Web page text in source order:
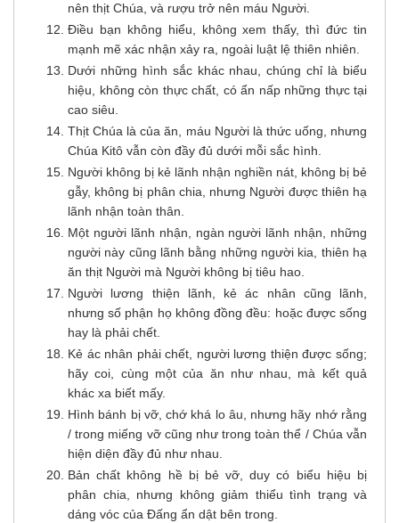
nên thịt Chúa, và rượu trở nên máu Người.
Ðiều bạn không hiểu, không xem thấy, thì đức tin
mạnh mẽ xác nhận xảy ra, ngoài luật lệ thiên nhiên.
Dưới những hình sắc khác nhau, chúng chỉ là biểu
hiệu, không còn thực chất, có ẩn nấp những thực tại
cao siêu.
Thịt Chúa là của ăn, máu Người là thức uống, nhưng
Chúa Kitô vẫn còn đầy đủ dưới mỗi sắc hình.
Người không bị kẻ lãnh nhận nghiền nát, không bị bẻ
gẫy, không bị phân chia, nhưng Người được thiên hạ
lãnh nhận toàn thân.
Một người lãnh nhận, ngàn người lãnh nhận, những
người này cũng lãnh bằng những người kia, thiên hạ
ăn thịt Người mà Người không bị tiêu hao.
Người lương thiện lãnh, kẻ ác nhân cũng lãnh,
nhưng số phận họ không đồng đều: hoặc được sống
hay là phải chết.
Kẻ ác nhân phải chết, người lương thiện được sống;
hãy coi, cùng một của ăn như nhau, mà kết quả
khác xa biết mấy.
Hình bánh bị vỡ, chớ khá lo âu, nhưng hãy nhớ rằng
/ trong miếng vỡ cũng như trong toàn thể / Chúa vẫn
hiện diện đầy đủ như nhau.
Bản chất không hề bị bẻ vỡ, duy có biểu hiệu bị
phân chia, nhưng không giảm thiểu tình trạng và
dáng vóc của Ðấng ẩn dật bên trong.